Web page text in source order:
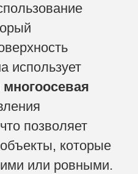
использует
многоосевая
позволяет
которые
или ровными.